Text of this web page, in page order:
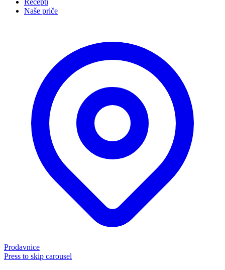
Recepti
Naše priče
Prodavnice
Press to skip carousel